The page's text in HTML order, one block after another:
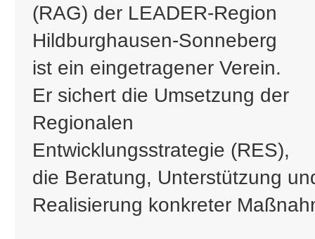
(RAG) der LEADER-Region
Hildburghausen-Sonneberg
ist ein eingetragener Verein.
Er sichert die Umsetzung der
Regionalen
Entwicklungsstrategie (RES),
die Beratung, Unterstützung
Realisierung konkreter